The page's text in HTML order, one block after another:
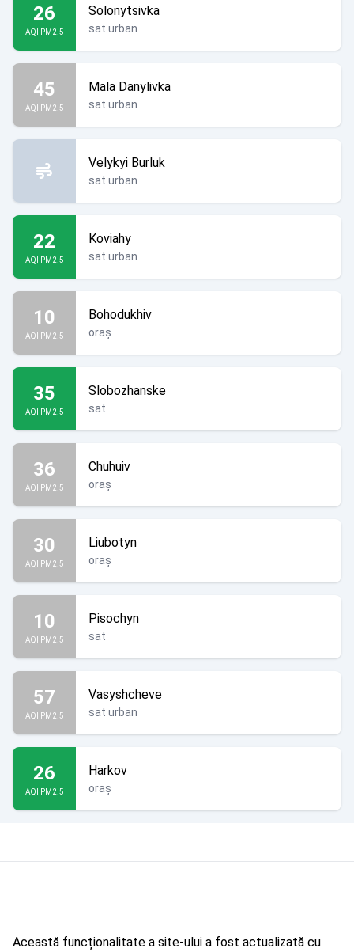
26
AQI PM2.5
Solonytsivka
sat urban
45
AQI PM2.5
Mala Danylivka
sat urban
Velykyi Burluk
sat urban
22
AQI PM2.5
Koviahy
sat urban
10
AQI PM2.5
Bohodukhiv
oraș
35
AQI PM2.5
Slobozhanske
sat
36
AQI PM2.5
Chuhuiv
oraș
30
AQI PM2.5
Liubotyn
oraș
10
AQI PM2.5
Pisochyn
sat
57
AQI PM2.5
Vasyshcheve
sat urban
26
AQI PM2.5
Harkov
oraș
Această funcționalitate a site-ului a fost actualizată cu